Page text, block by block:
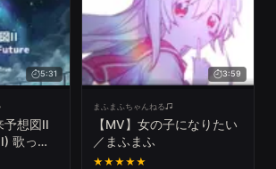
5:31
予想図II
歌って
3:59
まふまふちゃんねる
【MV】女の子になりたい
／まふまふ
★★★★★